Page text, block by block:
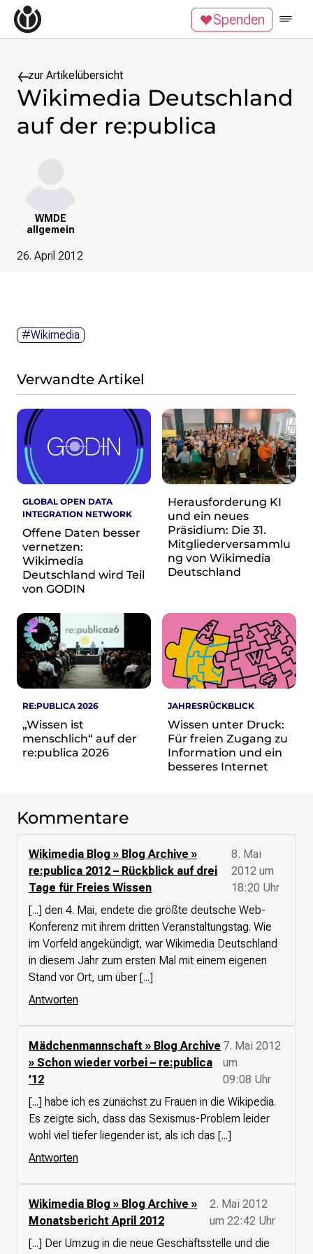
Zum Inhalt überspringen
Wikipedia unterstützen
Spenden
Mitmachen
News
Blog
Themen
Freie Bildung
Wikimedia Deutschland wird 20!
Featured
Wikipedia
Wikidata
Wikimedia Commons
Initiativen für freies Wisses
Bündnis Freie Bildung
Das ABC des Freien Wissens
Das WikiLibrary Manifest
GLAM – Kultur- und Gedächtnisinstitutionen
Lizenzhinweisgenerator
Monsters of Law
Offene Kulturdaten
Projekt Technische Wünsche
re•shape
Verschlusssache Prüfung
Wissen. Macht. Gerechtigkeit.
MediaWiki
Wikibase
Wikibooks
Wikisource
Wikivoyage
Über uns
Verein
Unsere Werte
Strategische Ausrichtung 2030
Ansprechpartner*innen
Transparenz
Presse
Suchanfrage
Zum Inhalt überspringen
Spenden
zur Artikelübersicht
Wikimedia Deutschland
auf der re:publica
WMDE
allgemein
26. April 2012
#Wikimedia
Verwandte Artikel
GLOBAL OPEN DATA
INTEGRATION NETWORK
Offene Daten besser
vernetzen:
Wikimedia
Deutschland wird Teil
von GODIN
Herausforderung KI
und ein neues
Präsidium: Die 31.
Mitgliederversammlu
ng von Wikimedia
Deutschland
RE:PUBLICA 2026
„Wissen ist
menschlich“ auf der
re:publica 2026
JAHRESRÜCKBLICK
Wissen unter Druck:
Für freien Zugang zu
Information und ein
besseres Internet
Kommentare
Wikimedia Blog » Blog Archive »
re:publica 2012 – Rückblick auf drei
Tage für Freies Wissen
8. Mai
2012 um
18:20 Uhr
[...] den 4. Mai, endete die größte deutsche Web-
Konferenz mit ihrem dritten Veranstaltungstag. Wie
im Vorfeld angekündigt, war Wikimedia Deutschland
in diesem Jahr zum ersten Mal mit einem eigenen
Stand vor Ort, um über [...]
Antworten
Mädchenmannschaft » Blog Archive
» Schon wieder vorbei – re:publica
’12
7. Mai 2012
um
09:08 Uhr
[...] habe ich es zunächst zu Frauen in die Wikipedia.
Es zeigte sich, dass das Sexismus-Problem leider
wohl viel tiefer liegender ist, als ich das [...]
Antworten
Wikimedia Blog » Blog Archive »
Monatsbericht April 2012
2. Mai 2012
um 22:42 Uhr
[...] Der Umzug in die neue Geschäftsstelle und die